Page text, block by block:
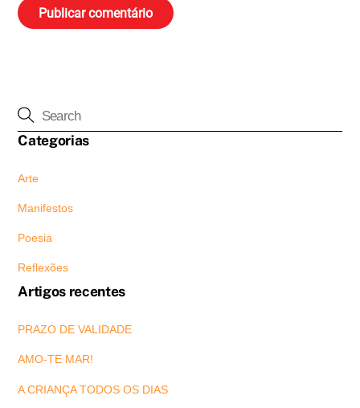
Categorias
Arte
Manifestos
Poesia
Reflexões
Artigos recentes
PRAZO DE VALIDADE
AMO-TE MAR!
A CRIANÇA TODOS OS DIAS